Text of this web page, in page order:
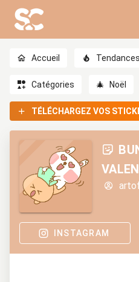
Accueil Tendances
Catégories 🎄 Noël
TÉLÉCHARGEZ VOS
INSTAGRAM